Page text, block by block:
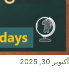
أكتوبر 30, 2025